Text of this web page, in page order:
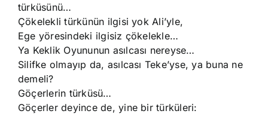
türküsünü…
Çökelekli türkünün ilgisi yok Ali’yle,
Ege yöresindeki ilgisiz çökelekle…
Ya Keklik Oyununun asılcası nereyse…
Silifke olmayıp da, asılcası Teke’yse, ya buna ne
demeli?
Göçerlerin türküsü…
Göçerler deyince de, yine bir türküleri: